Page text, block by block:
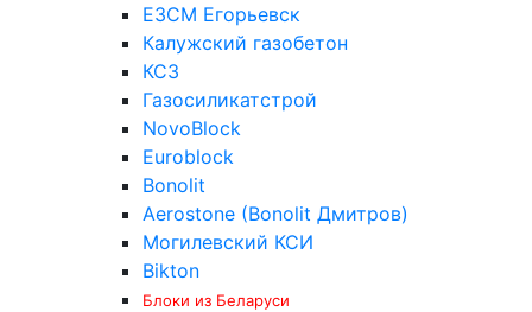
ЕЗСМ Егорьевск
Калужский газобетон
КСЗ
Газосиликатстрой
NovoBlock
Euroblock
Bonolit
Aerostone (Bonolit Дмитров)
Могилевский КСИ
Bikton
Блоки из Беларуси